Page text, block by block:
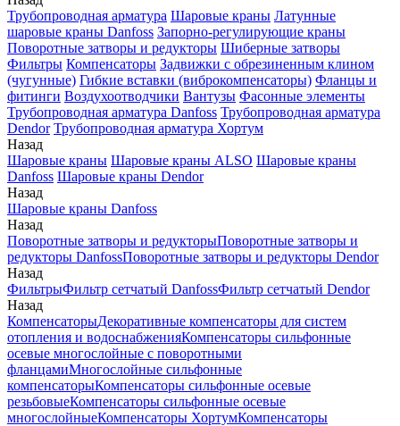
Трубопроводная арматура Шаровые краны Латунные
шаровые краны Danfoss Запорно-регулирующие краны
Поворотные затворы и редукторы Шиберные затворы
Фильтры Компенсаторы Задвижки с обрезиненным клином
(чугунные) Гибкие вставки (виброкомпенсаторы) Фланцы и
фитинги Воздухоотводчики Вантузы Фасонные элементы
Трубопроводная арматура Danfoss Трубопроводная арматура
Dendor Трубопроводная арматура Хортум
Назад
Шаровые краны Шаровые краны ALSO Шаровые краны
Danfoss Шаровые краны Dendor
Назад
Шаровые краны Danfoss
Назад
Поворотные затворы и редукторыПоворотные затворы и
редукторы DanfossПоворотные затворы и редукторы Dendor
Назад
ФильтрыФильтр сетчатый DanfossФильтр сетчатый Dendor
Назад
КомпенсаторыДекоративные компенсаторы для систем
отопления и водоснабженияКомпенсаторы сильфонные
осевые многослойные с поворотными
фланцамиМногослойные сильфонные
компенсаторыКомпенсаторы сильфонные осевые
резьбовыеКомпенсаторы сильфонные осевые
многослойныеКомпенсаторы ХортумКомпенсаторы